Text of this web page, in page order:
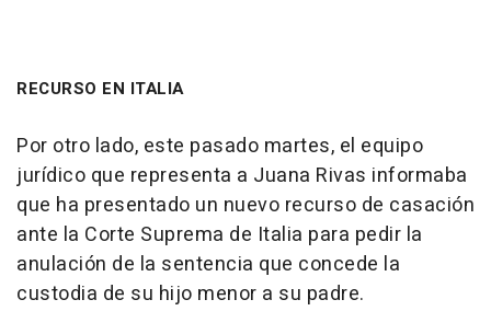
RECURSO EN ITALIA
Por otro lado, este pasado martes, el equipo
jurídico que representa a Juana Rivas informaba
que ha presentado un nuevo recurso de casación
ante la Corte Suprema de Italia para pedir la
anulación de la sentencia que concede la
custodia de su hijo menor a su padre.